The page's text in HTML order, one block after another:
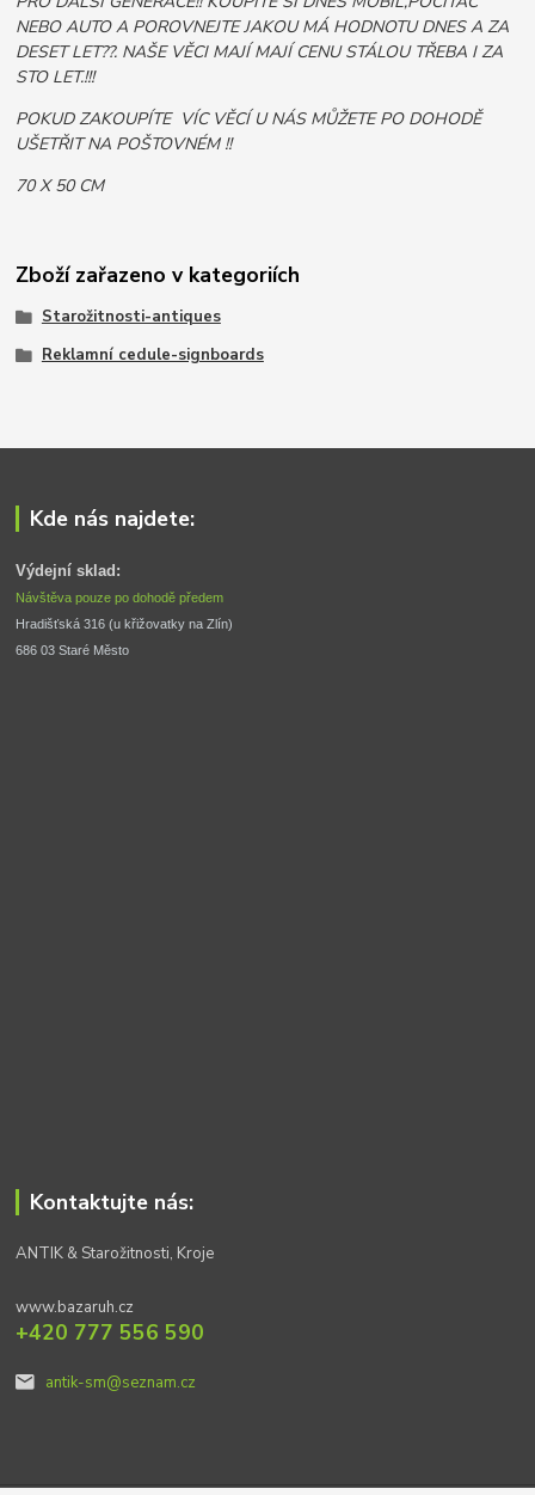
NEBO AUTO A POROVNEJTE JAKOU MÁ HODNOTU DNES A ZA
DESET LET??. NAŠE VĚCI MAJÍ MAJÍ CENU STÁLOU TŘEBA I ZA
STO LET.!!!
POKUD ZAKOUPÍTE VÍC VĚCÍ U NÁS MŮŽETE PO DOHODĚ
UŠETŘIT NA POŠTOVNÉM !!
70 X 50 CM
Zboží zařazeno v kategoriích
Starožitnosti-antiques
Reklamní cedule-signboards
Kde nás najdete:
Výdejní sklad:
Návštěva pouze po dohodě předem
Hradišťská 316 (u křižovatky na Zlín)
686 03 Staré Město
Kontaktujte nás:
ANTIK & Starožitnosti, Kroje
www.bazaruh.cz
+420 777 556 590
antik-sm@seznam.cz